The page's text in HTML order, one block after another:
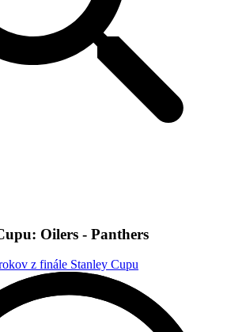
Oilers - Panthers